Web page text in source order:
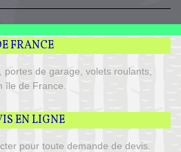
FRANCE
de garage, volets roulants,
île de France.
EN LIGNE
pour toute demande de devis.